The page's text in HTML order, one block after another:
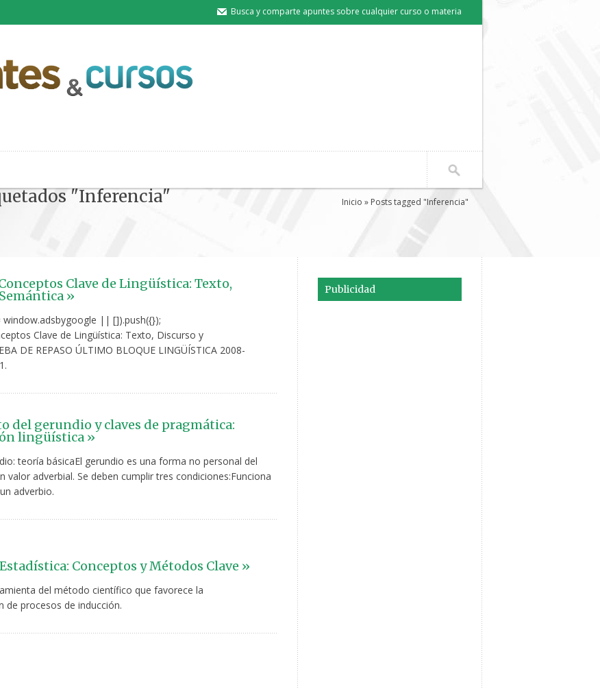
Busca y comparte apuntes sobre cualquier curso o materia
"Inferencia" Inicio » Posts tagged "Inferencia"
Clave de Lingüística: Texto,
»
window.adsbygoogle || []).push({});
Clave de Lingüística: Texto, Discurso y
DE REPASO ÚLTIMO BLOQUE LINGÜÍSTICA 2008-
del gerundio y claves de pragmática:
lingüística »
teoría básicaEl gerundio es una forma no personal del
valor adverbial. Se deben cumplir tres condiciones:Funciona
adverbio.
Conceptos y Métodos Clave »
del método científico que favorece la
de procesos de inducción.
Publicidad